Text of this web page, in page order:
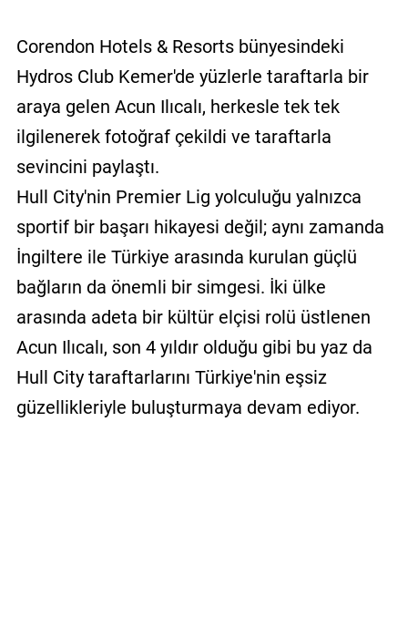
Corendon Hotels & Resorts bünyesindeki
Hydros Club Kemer'de yüzlerle taraftarla bir
araya gelen Acun Ilıcalı, herkesle tek tek
ilgilenerek fotoğraf çekildi ve taraftarla
sevincini paylaştı.
Hull City'nin Premier Lig yolculuğu yalnızca
sportif bir başarı hikayesi değil; aynı zamanda
İngiltere ile Türkiye arasında kurulan güçlü
bağların da önemli bir simgesi. İki ülke
arasında adeta bir kültür elçisi rolü üstlenen
Acun Ilıcalı, son 4 yıldır olduğu gibi bu yaz da
Hull City taraftarlarını Türkiye'nin eşsiz
güzellikleriyle buluşturmaya devam ediyor.